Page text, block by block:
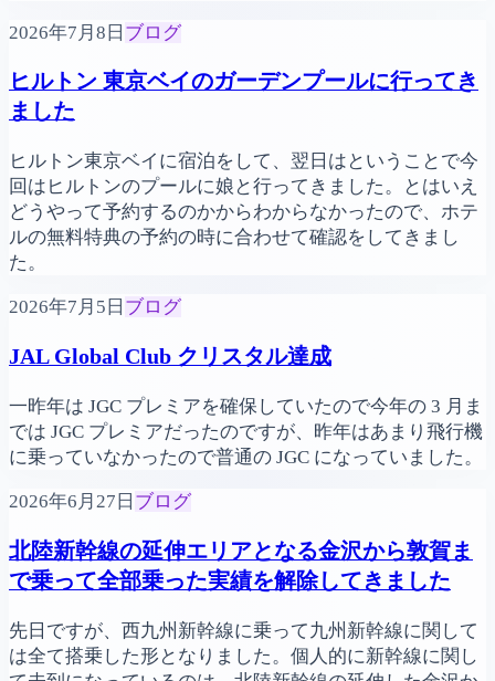
2026年7月8日 ブログ
ヒルトン 東京ベイのガーデンプールに行ってき
ました
ヒルトン東京ベイに宿泊をして、翌日はということで今
回はヒルトンのプールに娘と行ってきました。とはいえ
どうやって予約するのかからわからなかったので、ホテ
ルの無料特典の予約の時に合わせて確認をしてきまし
た。
2026年7月5日 ブログ
JAL Global Club クリスタル達成
一昨年は JGC プレミアを確保していたので今年の 3 月ま
では JGC プレミアだったのですが、昨年はあまり飛行機
に乗っていなかったので普通の JGC になっていました。
2026年6月27日 ブログ
北陸新幹線の延伸エリアとなる金沢から敦賀ま
で乗って全部乗った実績を解除してきました
先日ですが、西九州新幹線に乗って九州新幹線に関して
は全て搭乗した形となりました。個人的に新幹線に関し